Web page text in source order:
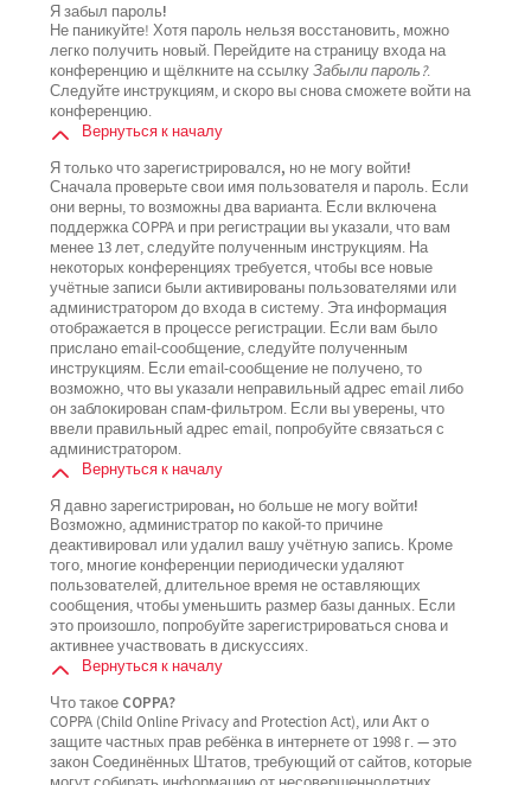
Я забыл пароль!
Не паникуйте! Хотя пароль нельзя восстановить, можно
легко получить новый. Перейдите на страницу входа на
конференцию и щёлкните на ссылкуЗабыли пароль?.
Следуйте инструкциям, и скоро вы снова сможете войти на
конференцию.
Вернуться к началу
Я только что зарегистрировался, но не могу войти!
Сначала проверьте свои имя пользователя и пароль. Если
они верны, то возможны два варианта. Если включена
поддержка COPPA и при регистрации вы указали, что вам
менее 13 лет, следуйте полученным инструкциям. На
некоторых конференциях требуется, чтобы все новые
учётные записи были активированы пользователями или
администратором до входа в систему. Эта информация
отображается в процессе регистрации. Если вам было
прислано email-сообщение, следуйте полученным
инструкциям. Если email-сообщение не получено, то
возможно, что вы указали неправильный адрес email либо
он заблокирован спам-фильтром. Если вы уверены, что
ввели правильный адрес email, попробуйте связаться с
администратором.
Вернуться к началу
Я давно зарегистрирован, но больше не могу войти!
Возможно, администратор по какой-то причине
деактивировал или удалил вашу учётную запись. Кроме
того, многие конференции периодически удаляют
пользователей, длительное время не оставляющих
сообщения, чтобы уменьшить размер базы данных. Если
это произошло, попробуйте зарегистрироваться снова и
активнее участвовать в дискуссиях.
Вернуться к началу
Что такое COPPA?
COPPA (Child Online Privacy and Protection Act), или Акт о
защите частных прав ребёнка в интернете от 1998 г. — это
закон Соединённых Штатов, требующий от сайтов, которые